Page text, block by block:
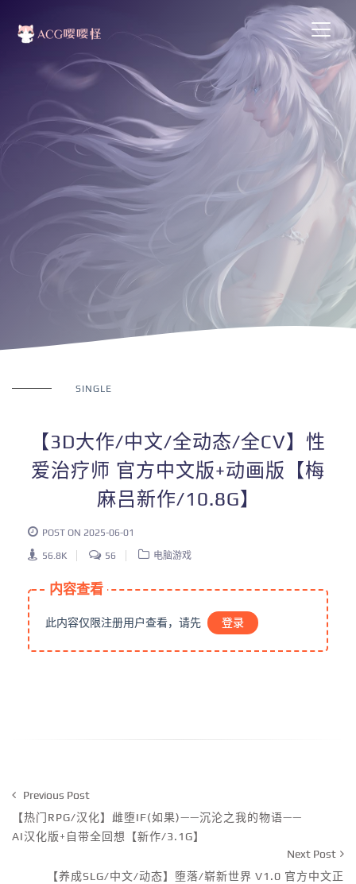
SINGLE
【3D大作/中文/全动态/全CV】性
爱治疗师 官方中文版+动画版【梅
麻吕新作/10.8G】
POST ON 2025-06-01
56.8K 56 电脑游戏
内容查看
此内容仅限注册用户查看，请先 登录
Previous Post
【热门RPG/汉化】雌堕IF(如果)——沉沦之我的物语——
AI汉化版+自带全回想【新作/3.1G】
Next Post
【养成SLG/中文/动态】堕落/崭新世界 V1.0 官方中文正